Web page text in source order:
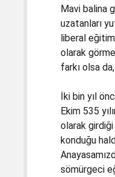
Mavi balina
uzatanları
liberal
olarak
farkı olsa
İki bin yıl
Ekim 535
olarak
konduğu
sömürgeci